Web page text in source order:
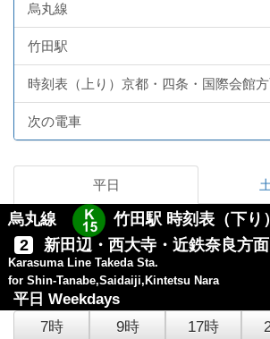
烏丸線
竹田駅
時刻表（上り）京都・四条・国際会館
次の電車
平日
烏丸線
竹田駅 時刻表（下り）
2
新田辺・西大寺・近鉄奈良方面
Karasuma Line Takeda Sta.
for Shin-Tanabe,Saidaiji,Kintetsu Nara
平日 Weekdays
7時
9時 17時